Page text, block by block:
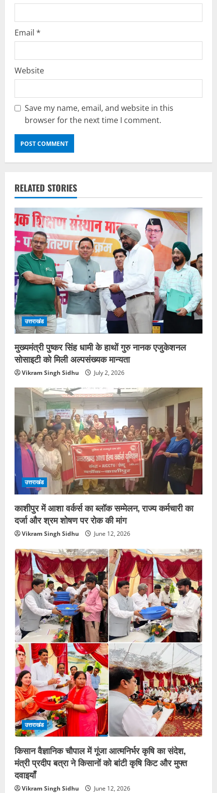
Email *
Website
Save my name, email, and website in this
browser for the next time I comment.
RELATED STORIES
उत्तराखंड
मुख्यमंत्री पुष्कर सिंह धामी के हाथों गुरु नानक एजुकेशनल
सोसाइटी को मिली अल्पसंख्यक मान्यता
Vikram Singh Sidhu July 2, 2026
उत्तराखंड
काशीपुर में आशा वर्कर्स का ब्लॉक सम्मेलन, राज्य कर्मचारी का
दर्जा और श्रम शोषण पर रोक की मांग
Vikram Singh Sidhu June 12, 2026
उत्तराखंड
किसान वैज्ञानिक चौपाल में गूंजा आत्मनिर्भर कृषि का संदेश,
मंत्री प्रदीप बत्रा ने किसानों को बांटी कृषि किट और मुफ्त
दवाइयाँ
Vikram Singh Sidhu June 12, 2026